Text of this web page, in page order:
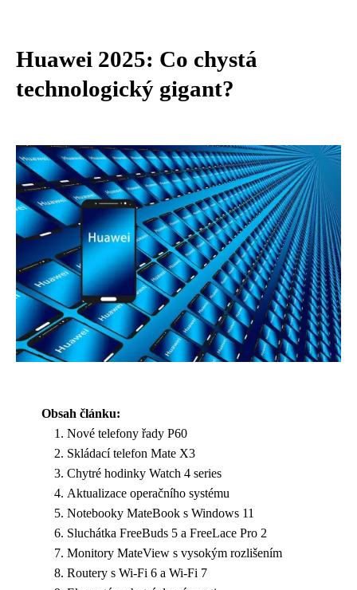
Huawei 2025: Co chystá
technologický gigant?
Obsah článku:
Nové telefony řady P60
Skládací telefon Mate X3
Chytré hodinky Watch 4 series
Aktualizace operačního systému
Notebooky MateBook s Windows 11
Sluchátka FreeBuds 5 a FreeLace Pro 2
Monitory MateView s vysokým rozlišením
Routery s Wi-Fi 6 a Wi-Fi 7